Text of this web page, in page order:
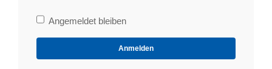
Bleibe
angemeldet
Angemeldet bleiben
Anmelden